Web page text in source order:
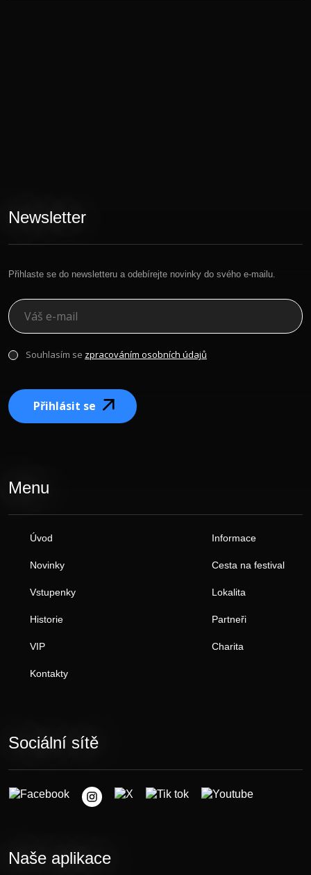
Newsletter
Přihlaste se do newsletteru a odebírejte novinky do svého e-mailu.
Souhlasím se zpracováním osobních údajů
Přihlásit se
Menu
Úvod
Novinky
Vstupenky
Historie
VIP
Kontakty
Informace
Cesta na festival
Lokalita
Partneři
Charita
Sociální sítě
Naše aplikace